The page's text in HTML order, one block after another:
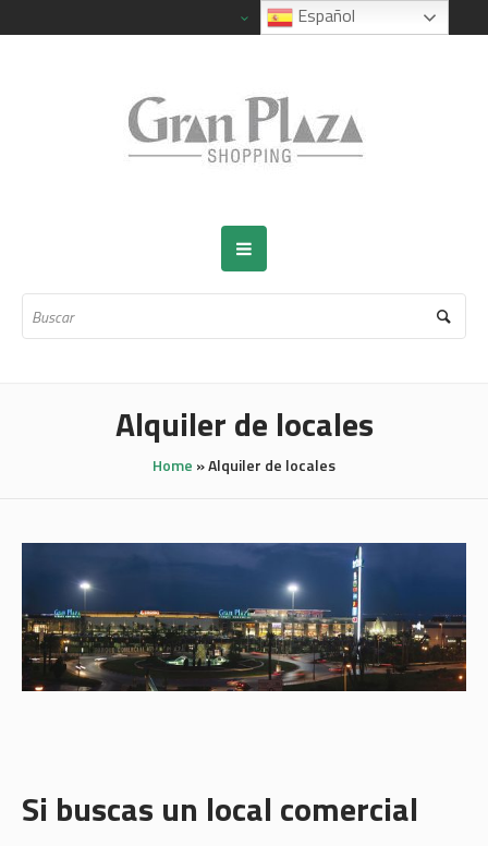
Alquiler de locales
Home »Alquiler de locales
Si buscas un local comercial
Español